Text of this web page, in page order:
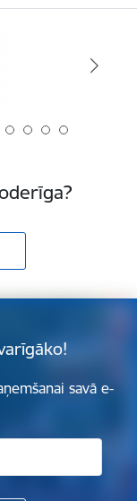
savā e-